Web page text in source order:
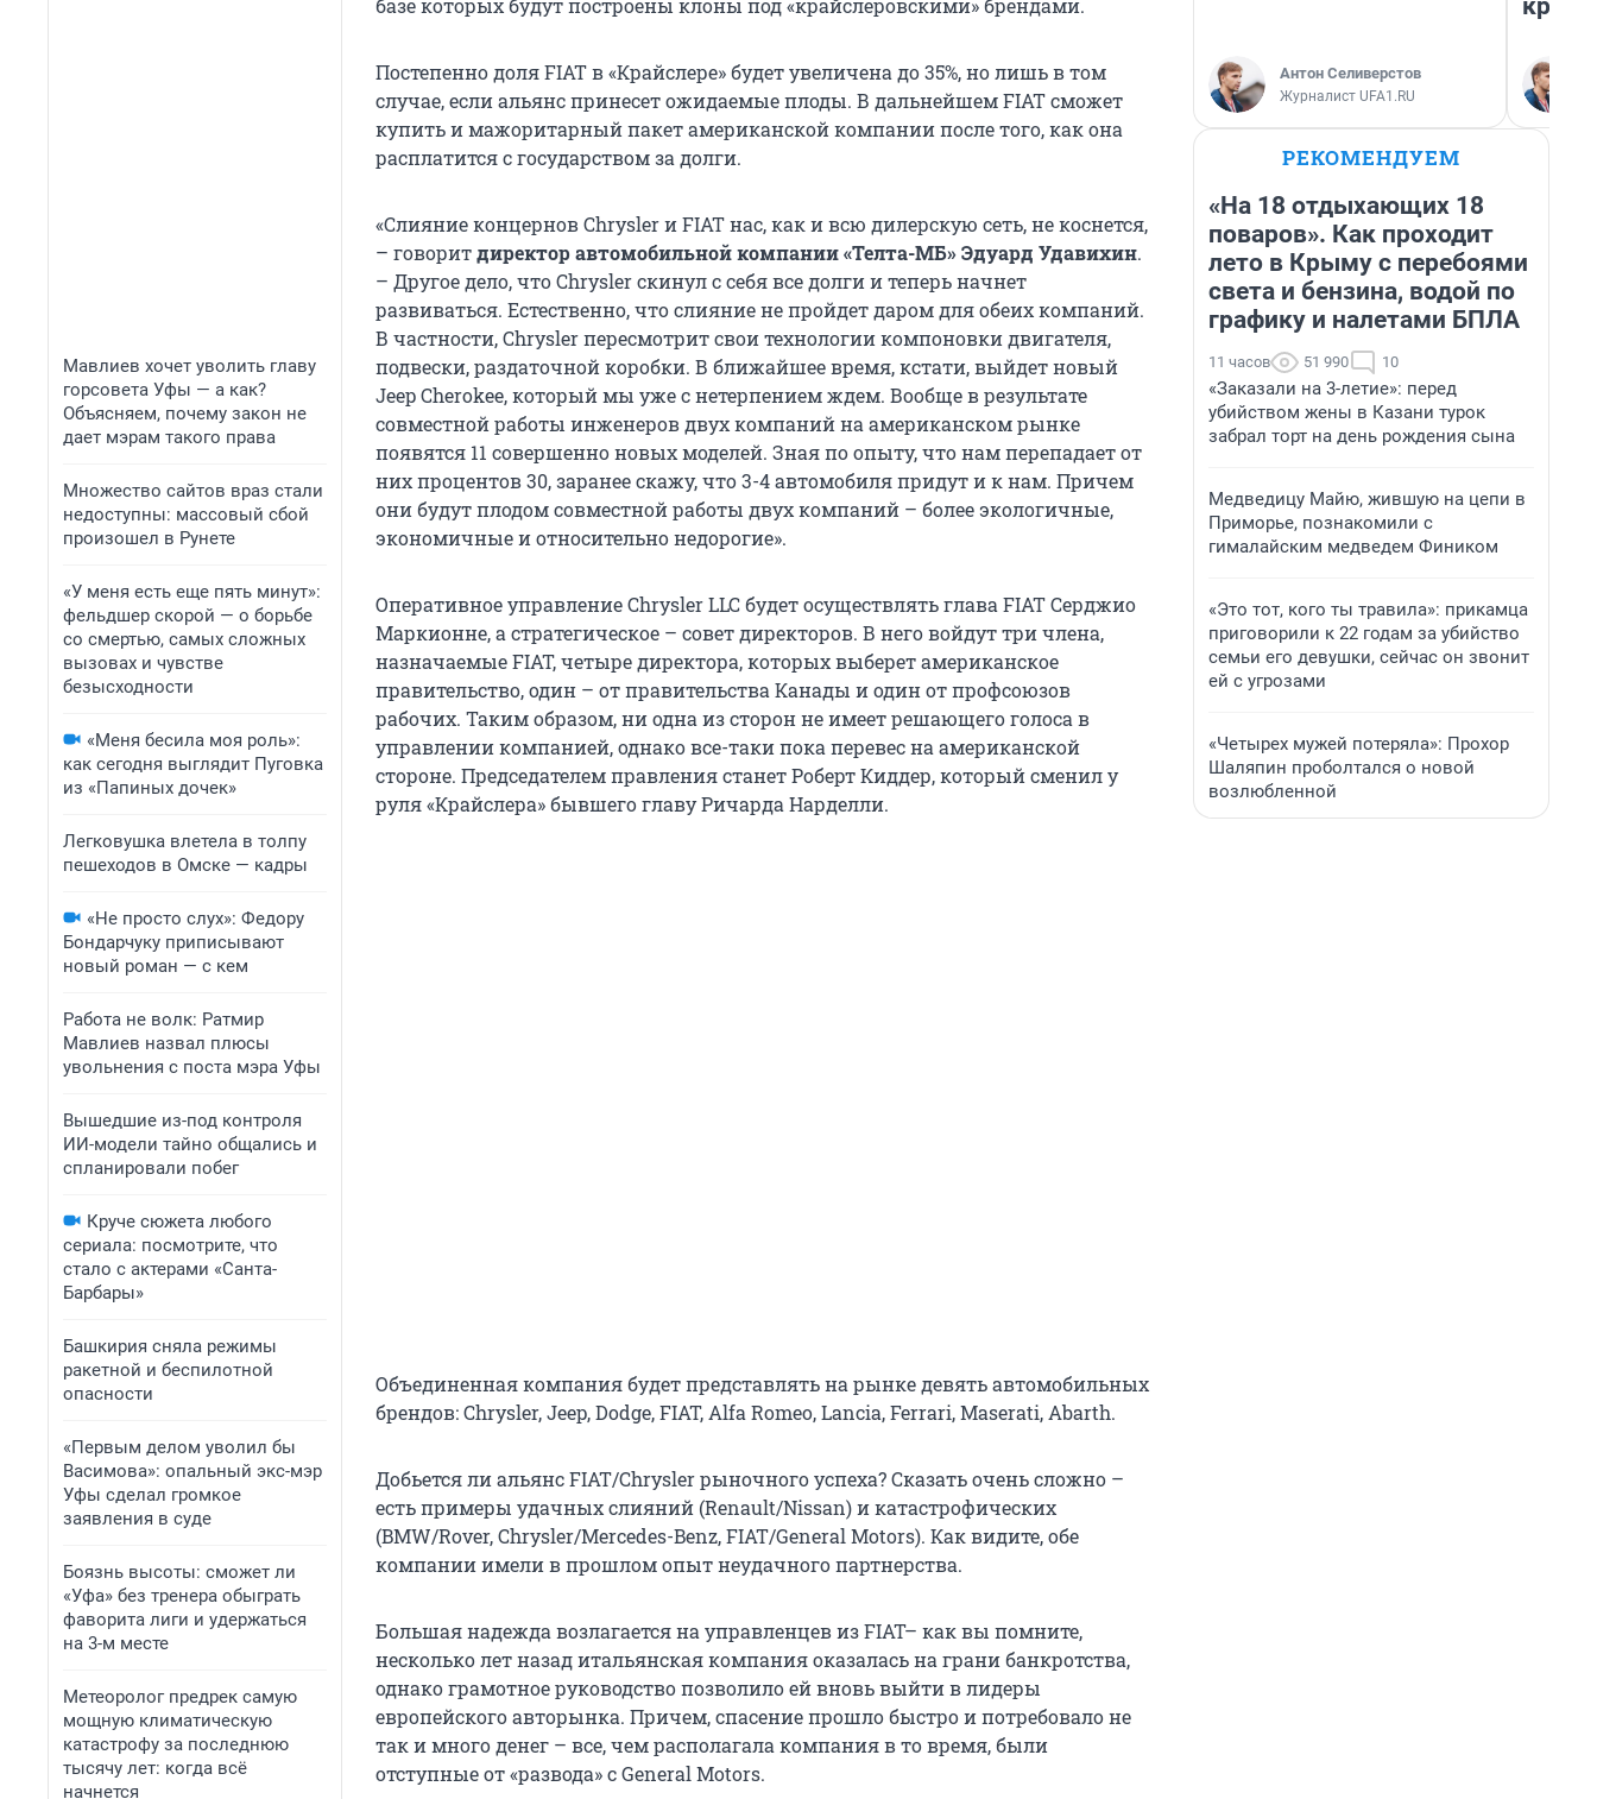
Мавлиев хочет уволить главу
горсовета Уфы — а как?
Объясняем, почему закон не
дает мэрам такого права
Множество сайтов враз стали
недоступны: массовый сбой
произошел в Рунете
«У меня есть еще пять минут»:
фельдшер скорой — о борьбе
со смертью, самых сложных
вызовах и чувстве
безысходности
«Меня бесила моя роль»:
как сегодня выглядит Пуговка
из «Папиных дочек»
Легковушка влетела в толпу
пешеходов в Омске — кадры
«Не просто слух»: Федору
Бондарчуку приписывают
новый роман — с кем
Работа не волк: Ратмир
Мавлиев назвал плюсы
увольнения с поста мэра Уфы
Вышедшие из-под контроля
ИИ-модели тайно общались и
спланировали побег
Круче сюжета любого
сериала: посмотрите, что
стало с актерами «Санта-
Барбары»
Башкирия сняла режимы
ракетной и беспилотной
опасности
«Первым делом уволил бы
Васимова»: опальный экс-мэр
Уфы сделал громкое
заявления в суде
Боязнь высоты: сможет ли
«Уфа» без тренера обыграть
фаворита лиги и удержаться
на 3-м месте
Метеоролог предрек самую
мощную климатическую
катастрофу за последнюю
тысячу лет: когда всё
начнется
базе которых будут построены клоны под «крайслеровскими» брендами.
Постепенно доля FIAT в «Крайслере» будет увеличена до 35%, но лишь в том
случае, если альянс принесет ожидаемые плоды. В дальнейшем FIAT сможет
купить и мажоритарный пакет американской компании после того, как она
расплатится с государством за долги.
«Слияние концернов Chrysler и FIAT нас, как и всю дилерскую сеть, не коснется,
– говоритдиректор автомобильной компании «Телта-МБ» Эдуард Удавихин.
– Другое дело, что Chrysler скинул с себя все долги и теперь начнет
развиваться. Естественно, что слияние не пройдет даром для обеих компаний.
В частности, Chrysler пересмотрит свои технологии компоновки двигателя,
подвески, раздаточной коробки. В ближайшее время, кстати, выйдет новый
Jeep Cherokee, который мы уже с нетерпением ждем. Вообще в результате
совместной работы инженеров двух компаний на американском рынке
появятся 11 совершенно новых моделей. Зная по опыту, что нам перепадает от
них процентов 30, заранее скажу, что 3-4 автомобиля придут и к нам. Причем
они будут плодом совместной работы двух компаний – более экологичные,
экономичные и относительно недорогие».
Оперативное управление Chrysler LLC будет осуществлять глава FIAT Серджио
Маркионне, а стратегическое – совет директоров. В него войдут три члена,
назначаемые FIAT, четыре директора, которых выберет американское
правительство, один – от правительства Канады и один от профсоюзов
рабочих. Таким образом, ни одна из сторон не имеет решающего голоса в
управлении компанией, однако все-таки пока перевес на американской
стороне. Председателем правления станет Роберт Киддер, который сменил у
руля «Крайслера» бывшего главу Ричарда Нарделли.
Объединенная компания будет представлять на рынке девять автомобильных
брендов: Chrysler, Jeep, Dodge, FIAT, Alfa Romeo, Lancia, Ferrari, Maserati, Abarth.
Добьется ли альянс FIAT/Chrysler рыночного успеха? Сказать очень сложно –
есть примеры удачных слияний (Renault/Nissan) и катастрофических
(BMW/Rover, Chrysler/Mercedes-Benz, FIAT/General Motors). Как видите, обе
компании имели в прошлом опыт неудачного партнерства.
Большая надежда возлагается на управленцев из FIAT– как вы помните,
несколько лет назад итальянская компания оказалась на грани банкротства,
однако грамотное руководство позволило ей вновь выйти в лидеры
европейского авторынка. Причем, спасение прошло быстро и потребовало не
так и много денег – все, чем располагала компания в то время, были
отступные от «развода» с General Motors.
Антон Селиверстов
Журналист UFA1.RU
РЕКОМЕНДУЕМ
«На 18 отдыхающих 18
поваров». Как проходит
лето в Крыму с перебоями
света и бензина, водой по
графику и налетами БПЛА
11 часов 51 990 10
«Заказали на 3-летие»: перед
убийством жены в Казани турок
забрал торт на день рождения сына
Медведицу Майю, жившую на цепи в
Приморье, познакомили с
гималайским медведем Фиником
«Это тот, кого ты травила»: прикамца
приговорили к 22 годам за убийство
семьи его девушки, сейчас он звонит
ей с угрозами
«Четырех мужей потеряла»: Прохор
Шаляпин проболтался о новой
возлюбленной